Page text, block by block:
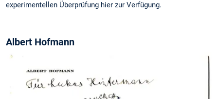
experimentellen Überprüfung hier zur Verfügung.
Albert Hofmann